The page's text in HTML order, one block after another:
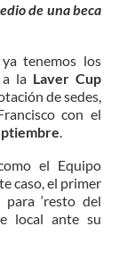
de una beca
tenemos los
a la Laver Cup
de sedes,
con el
.
el Equipo
caso, el primer
para ‘resto del
local ante su